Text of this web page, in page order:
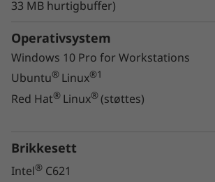
store leverandørene, som Autodesk
og Siemens®. Du kan lese mer om
sertifisering her.
installere og administrere og er
eksepsjonelle utformingen og
gjør maskinen sikker i drift, med
33 MB hurtigbuffer)
Operativsystem
Windows 10 Pro for Workstations
Ubuntu® Linux®1
Red Hat® Linux®(støttes)
Brikkesett
Intel® C621